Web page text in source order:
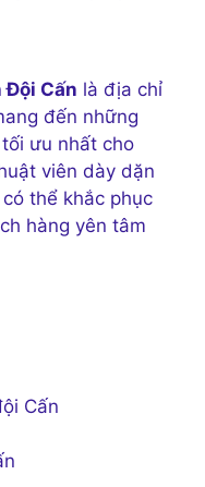
Đội Cấn là địa chỉ
đến những
ưu nhất cho
viên dày dặn
thể khắc phục
hàng yên tâm
Cấn